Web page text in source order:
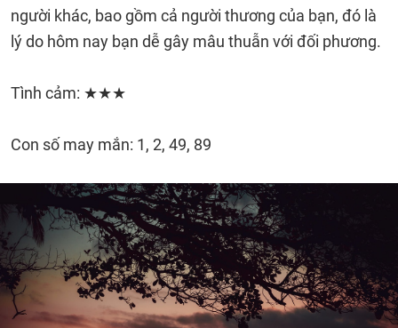
người khác, bao gồm cả người thương của bạn, đó là
lý do hôm nay bạn dễ gây mâu thuẫn với đối phương.
Tình cảm: ★★★
Con số may mắn: 1, 2, 49, 89